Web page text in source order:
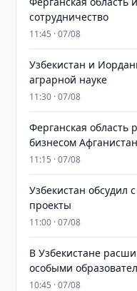
сотрудничество
11:45 · 07/08
Узбекистан и
аграрной науке
11:30 · 07/08
Ферганская область
бизнесом
11:15 · 07/08
Узбекистан обсудил
проекты
11:00 · 07/08
В Узбекистане
особыми
10:45 · 07/08